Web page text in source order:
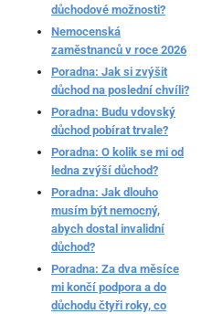
důchodové možnosti?
Nemocenská
zaměstnanců v roce 2026
Poradna: Jak si zvýšit
důchod na poslední chvíli?
Poradna: Budu vdovský
důchod pobírat trvale?
Poradna: O kolik se mi od
ledna zvýší důchod?
Poradna: Jak dlouho
musím být nemocný,
abych dostal invalidní
důchod?
Poradna: Za dva měsíce
mi končí podpora a do
důchodu čtyři roky, co